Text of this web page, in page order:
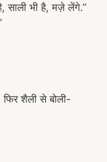
है, साली भी है, मज़े लेंगे.”
शैली से बोली-